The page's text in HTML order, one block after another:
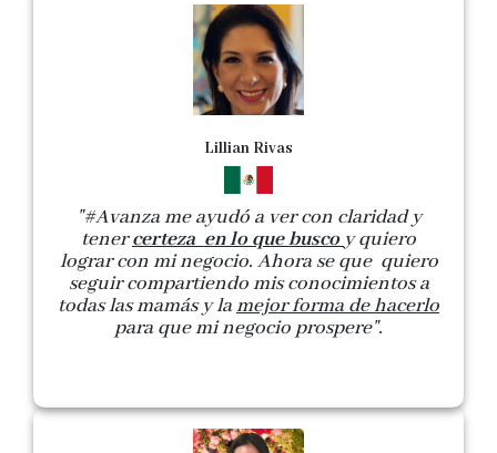
Lillian Rivas
"#Avanza me ayudó a ver con claridad y
tenercerteza en lo que busco y quiero
lograr con mi negocio. Ahora se que quiero
seguir compartiendo mis conocimientos a
todas las mamás y lamejor forma de hacerlo
para que mi negocio prospere".